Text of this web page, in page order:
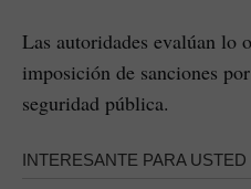
Las autoridades evalúan lo
imposición de sanciones
seguridad pública.